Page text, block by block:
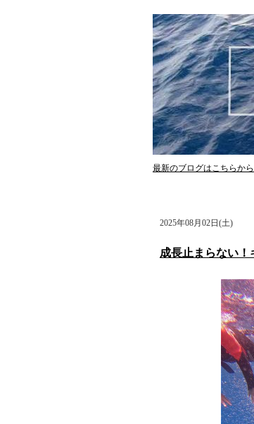
最新のブログはこちらから
2025年08月02日(土)
成長止まらない！